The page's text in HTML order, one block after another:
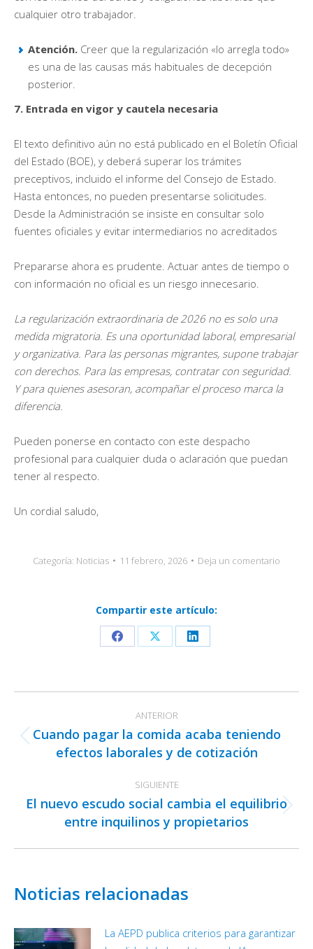
cualquier otro trabajador.
Atención. Creer que la regularización «lo arregla todo»
es una de las causas más habituales de decepción
posterior.
7. Entrada en vigor y cautela necesaria
El texto definitivo aún no está publicado en el Boletín Oficial
del Estado (BOE), y deberá superar los trámites
preceptivos, incluido el informe del Consejo de Estado.
Hasta entonces, no pueden presentarse solicitudes.
Desde la Administración se insiste en consultar solo
fuentes oficiales y evitar intermediarios no acreditados
Prepararse ahora es prudente. Actuar antes de tiempo o
con información no oficial es un riesgo innecesario.
La regularización extraordinaria de 2026 no es solo una
medida migratoria. Es una oportunidad laboral, empresarial
y organizativa. Para las personas migrantes, supone trabajar
con derechos. Para las empresas, contratar con seguridad.
Y para quienes asesoran, acompañar el proceso marca la
diferencia.
Pueden ponerse en contacto con este despacho
profesional para cualquier duda o aclaración que puedan
tener al respecto.
Un cordial saludo,
Categoría: Noticias 11 febrero, 2026 Deja un comentario
Compartir este artículo:
Share
Facebook
Share
X
Share
LinkedIn
entre
publicaciones
ANTERIOR
Publicación
anterior:
Cuando pagar la comida acaba teniendo
efectos laborales y de cotización
SIGUIENTE
Publicación
siguiente:
El nuevo escudo social cambia el equilibrio
entre inquilinos y propietarios
Noticias relacionadas
La AEPD publica criterios para garantizar